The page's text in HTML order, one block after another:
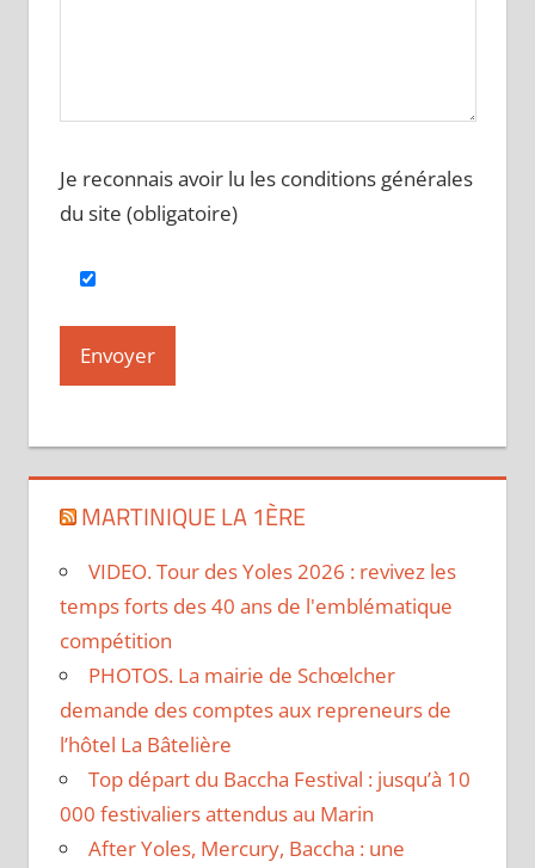
Je reconnais avoir lu les conditions générales
du site (obligatoire)
MARTINIQUE LA 1ÈRE
VIDEO. Tour des Yoles 2026 : revivez les
temps forts des 40 ans de l'emblématique
compétition
PHOTOS. La mairie de Schœlcher
demande des comptes aux repreneurs de
l’hôtel La Bâtelière
Top départ du Baccha Festival : jusqu’à 10
000 festivaliers attendus au Marin
After Yoles, Mercury, Baccha : une